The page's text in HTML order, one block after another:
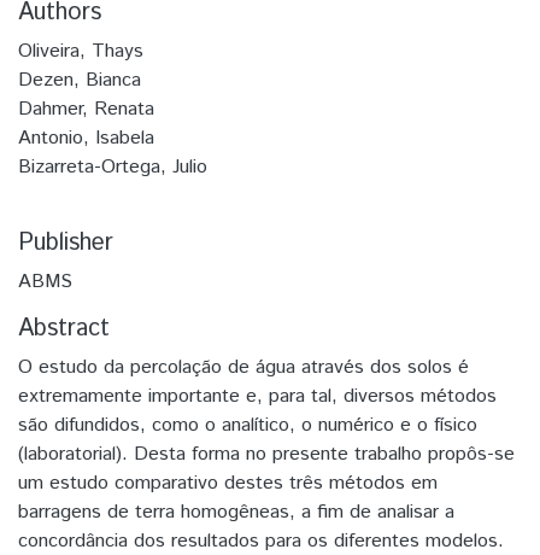
Authors
Oliveira, Thays
Dezen, Bianca
Dahmer, Renata
Antonio, Isabela
Bizarreta-Ortega, Julio
Publisher
ABMS
Abstract
O estudo da percolação de água através dos solos é
extremamente importante e, para tal, diversos métodos
são difundidos, como o analítico, o numérico e o físico
(laboratorial). Desta forma no presente trabalho propôs-se
um estudo comparativo destes três métodos em
barragens de terra homogêneas, a fim de analisar a
concordância dos resultados para os diferentes modelos.